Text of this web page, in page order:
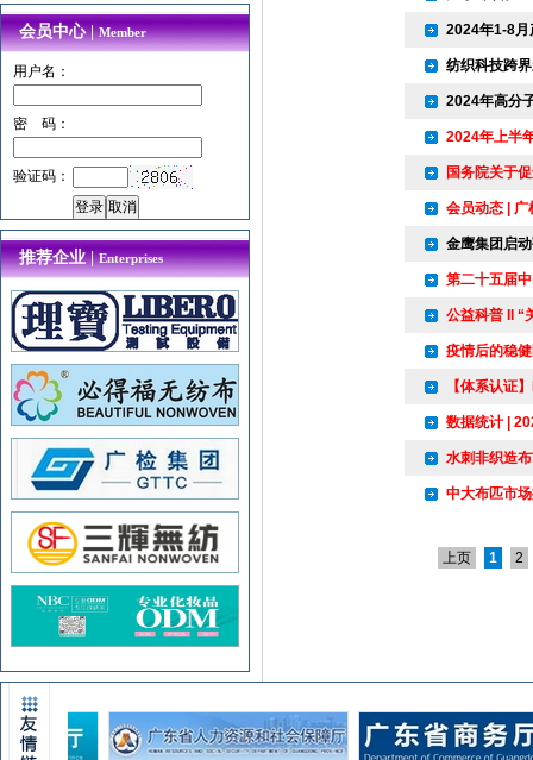
2024年1-8月
纺织科技跨
2024年高分
2024年上半
国务院关于
会员动态 | 广
金鹰集团启
第二十五届
公益科普 II “
疫情后的稳
【体系认证
数据统计 |
水刺非织造
中大布匹市
上页 1 2
会员中心 |Member
用户名：
密 码：
验证码：
推荐企业 |Enterprises